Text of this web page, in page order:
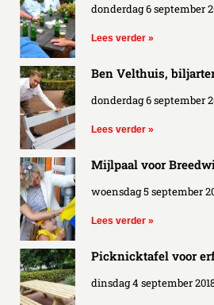
donderdag 6 september
Lees verder »
Ben Velthuis,
donderdag 6 september
Lees verder »
Mijlpaal voor
woensdag 5 september
Lees verder »
Picknicktafel voor
dinsdag 4 september